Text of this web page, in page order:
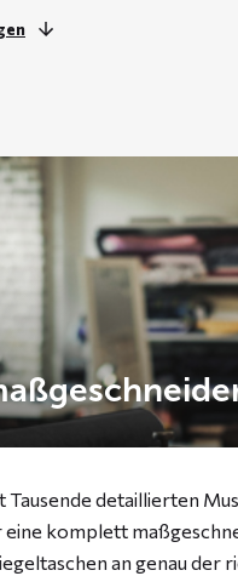
detaillierten
eine komplett
an genau